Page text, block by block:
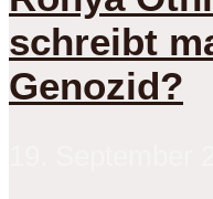
schreibt
Genozid?